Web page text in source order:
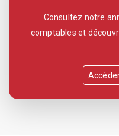
Consultez notre
comptables et